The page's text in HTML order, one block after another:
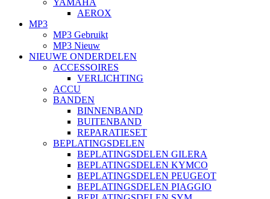
YAMAHA
AEROX
MP3
MP3 Gebruikt
MP3 Nieuw
NIEUWE ONDERDELEN
ACCESSOIRES
VERLICHTING
ACCU
BANDEN
BINNENBAND
BUITENBAND
REPARATIESET
BEPLATINGSDELEN
BEPLATINGSDELEN GILERA
BEPLATINGSDELEN KYMCO
BEPLATINGSDELEN PEUGEOT
BEPLATINGSDELEN PIAGGIO